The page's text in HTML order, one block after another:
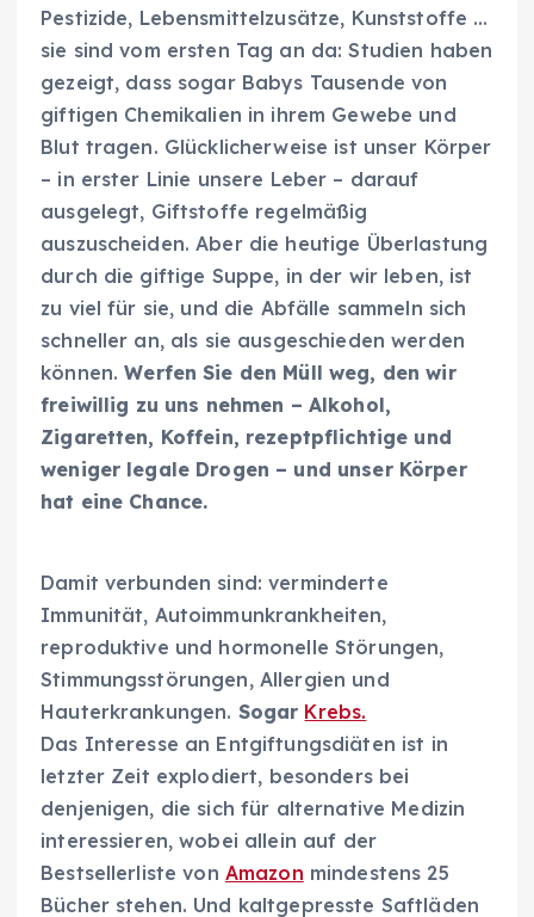
Pestizide, Lebensmittelzusätze, Kunststoffe …
sie sind vom ersten Tag an da: Studien haben
gezeigt, dass sogar Babys Tausende von
giftigen Chemikalien in ihrem Gewebe und
Blut tragen. Glücklicherweise ist unser Körper
– in erster Linie unsere Leber – darauf
ausgelegt, Giftstoffe regelmäßig
auszuscheiden. Aber die heutige Überlastung
durch die giftige Suppe, in der wir leben, ist
zu viel für sie, und die Abfälle sammeln sich
schneller an, als sie ausgeschieden werden
können.Werfen Sie den Müll weg, den wir
freiwillig zu uns nehmen – Alkohol,
Zigaretten, Koffein, rezeptpflichtige und
weniger legale Drogen – und unser Körper
hat eine Chance.
Damit verbunden sind: verminderte
Immunität, Autoimmunkrankheiten,
reproduktive und hormonelle Störungen,
Stimmungsstörungen, Allergien und
Hauterkrankungen. Sogar Krebs.
Das Interesse an Entgiftungsdiäten ist in
letzter Zeit explodiert, besonders bei
denjenigen, die sich für alternative Medizin
interessieren, wobei allein auf der
Bestsellerliste von Amazon mindestens 25
Bücher stehen. Und kaltgepresste Saftläden